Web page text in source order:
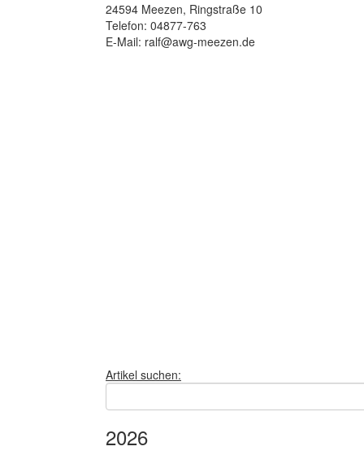
24594 Meezen, Ringstraße 10
Telefon: 04877-763
E-Mail: ralf@awg-meezen.de
Artikel suchen:
2026